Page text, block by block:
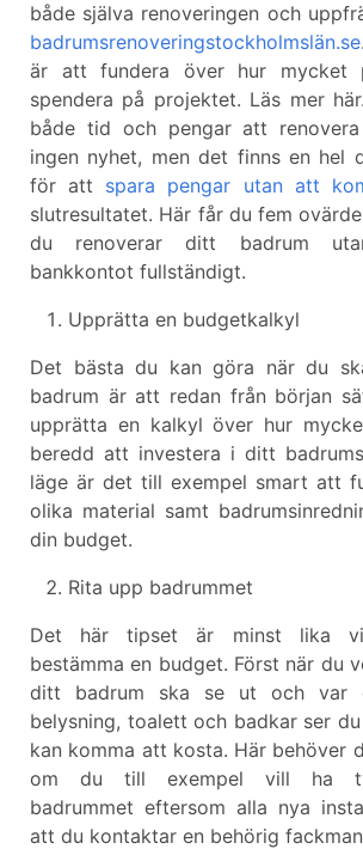
både själva renoveringen och
badrumsrenoveringstockholmslän.se
är att fundera över hur mycket
spendera på projektet. Läs mer
både tid och pengar att
ingen nyhet, men det finns en hel
för att spara pengar utan att
slutresultatet. Här får du fem
du renoverar ditt badrum
bankkontot fullständigt.
Upprätta en budgetkalkyl
Det bästa du kan göra när du
badrum är att redan från början
upprätta en kalkyl över hur
beredd att investera i ditt
läge är det till exempel smart att
olika material samt
din budget.
Rita upp badrummet
Det här tipset är minst lika
bestämma en budget. Först när du
ditt badrum ska se ut och var
belysning, toalett och badkar ser
kan komma att kosta. Här behöver
om du till exempel vill ha
badrummet eftersom alla nya
att du kontaktar en behörig